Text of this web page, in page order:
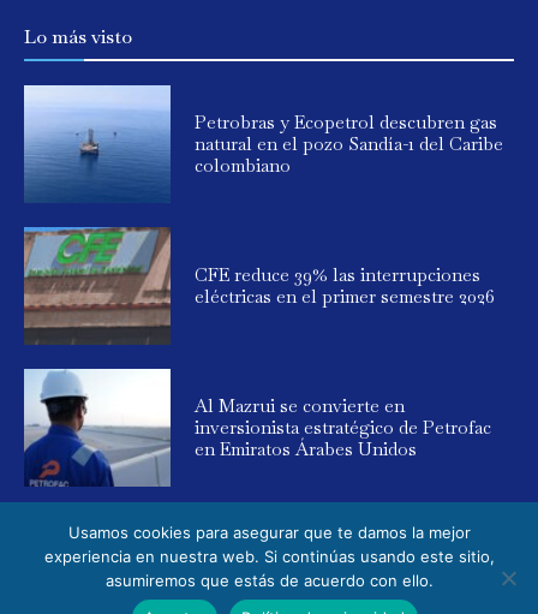
Lo más visto
Petrobras y Ecopetrol descubren gas
natural en el pozo Sandía-1 del Caribe
colombiano
CFE reduce 39% las interrupciones
eléctricas en el primer semestre 2026
Al Mazrui se convierte en
inversionista estratégico de Petrofac
en Emiratos Árabes Unidos
© 2025 Global Energy. Todos los derechos reservados. Powered by
Usamos cookies para asegurar que te damos la mejor
experiencia en nuestra web. Si continúas usando este sitio,
asumiremos que estás de acuerdo con ello.